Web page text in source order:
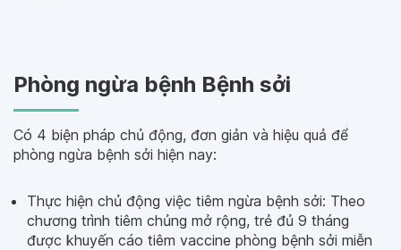
Phòng ngừa bệnh Bệnh sởi
Có 4 biện pháp chủ động, đơn giản và hiệu quả để
phòng ngừa bệnh sởi hiện nay:
Thực hiện chủ động việc tiêm ngừa bệnh sởi: Theo
chương trình tiêm chủng mở rộng, trẻ đủ 9 tháng
được khuyến cáo tiêm vaccine phòng bệnh sởi miễn